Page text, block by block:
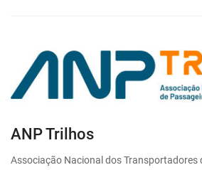
ANP Trilhos
Associação Nacional dos Transportadores